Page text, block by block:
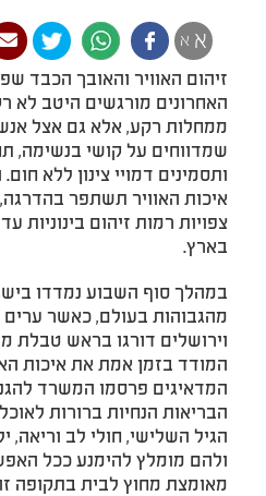
א א
זיהום האוויר והאובך הכבד
האחרונים מורגשים היטב לא
ממחלות רקע, אלא גם אצל
שמדווחים על קושי בנשימה,
ותסמינים דמויי צינון ללא
איכות האוויר תשתפר
צפויות רמות זיהום בינוניות
בארץ.​
במהלך סוף השבוע נמדדו
מהגבוהות בעולם, כאשר ערים
וירושלים דורגו בראש טבלת
המודד בזמן אמת את איכות
המדאיגים פרסמו המשרד
הבריאות הנחיות ברורות
הגיל השלישי, חולי לב וריאה,
ולהם מומלץ להימנע ככל
מאומצת מחוץ לבית בתקופה